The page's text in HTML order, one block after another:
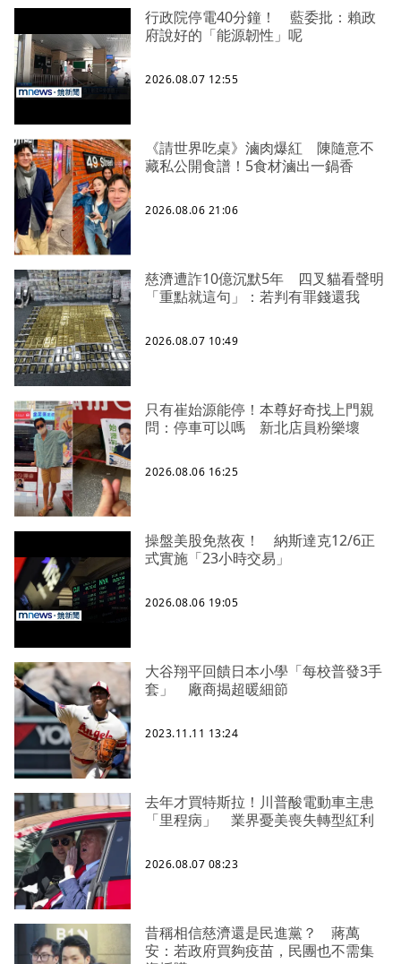
行政院停電40分鐘！ 藍委批：賴政
府說好的「能源韌性」呢
2026.08.07 12:55
《請世界吃桌》滷肉爆紅 陳隨意不
藏私公開食譜！5食材滷出一鍋香
2026.08.06 21:06
慈濟遭詐10億沉默5年 四叉貓看聲明
「重點就這句」：若判有罪錢還我
2026.08.07 10:49
只有崔始源能停！本尊好奇找上門親
問：停車可以嗎 新北店員粉樂壞
2026.08.06 16:25
操盤美股免熬夜！ 納斯達克12/6正
式實施「23小時交易」
2026.08.06 19:05
大谷翔平回饋日本小學「每校普發3手
套」 廠商揭超暖細節
2023.11.11 13:24
去年才買特斯拉！川普酸電動車主患
「里程病」 業界憂美喪失轉型紅利
2026.08.07 08:23
昔稱相信慈濟還是民進黨？ 蔣萬
安：若政府買夠疫苗，民團也不需集